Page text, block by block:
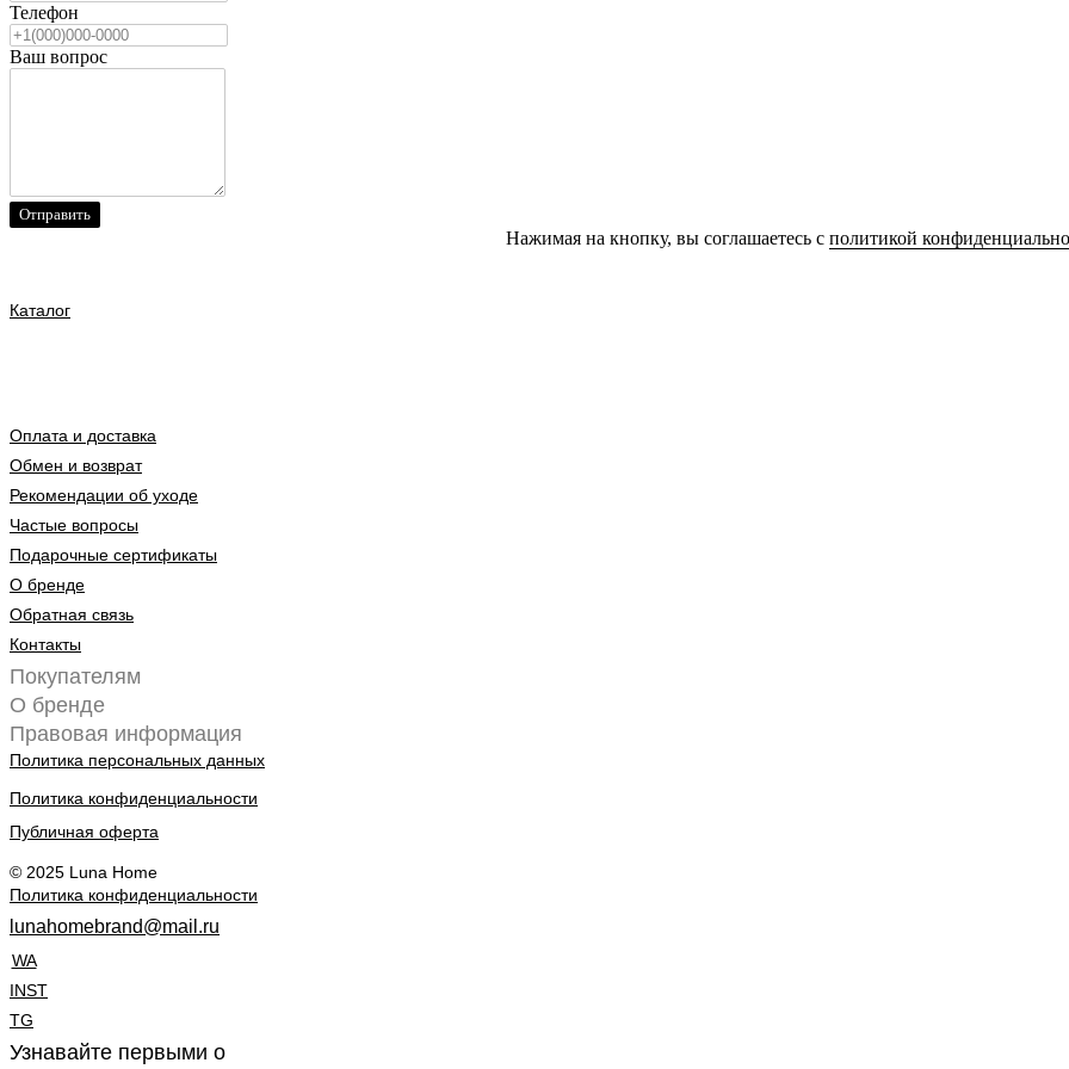
Каталог
Оплата и доставка
Обмен и возврат
Рекомендации об уходе
Частые вопросы
Подарочные сертификаты
О бренде
Обратная связь
Контакты
Покупателям
О бренде
Правовая информация
Политика персональных данных
Политика конфиденциальности
Публичная оферта
© 2025 Luna Home
Политика конфиденциальности
lunahomebrand@mail.ru
WA
INST
TG
Узнавайте первыми о
Телефон
Ваш вопрос
Отправить
Нажимая на кнопку, вы соглашаетесь с политикой